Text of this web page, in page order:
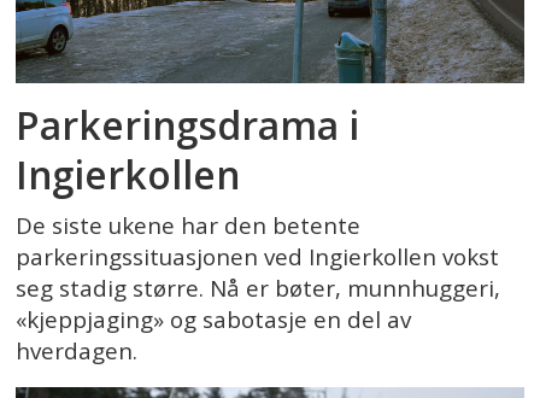
Parkeringsdrama i
Ingierkollen
De siste ukene har den betente
parkeringssituasjonen ved Ingierkollen vokst
seg stadig større. Nå er bøter, munnhuggeri,
«kjeppjaging» og sabotasje en del av
hverdagen.